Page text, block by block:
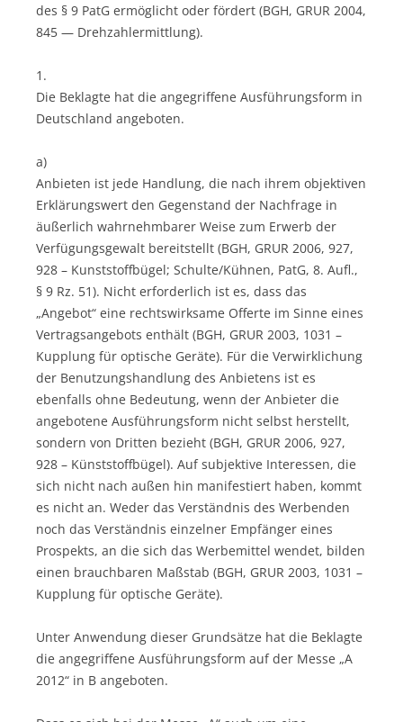
des § 9 PatG ermöglicht oder fördert (BGH, GRUR 2004,
845 — Drehzahlermittlung).
1.
Die Beklagte hat die angegriffene Ausführungsform in
Deutschland angeboten.
a)
Anbieten ist jede Handlung, die nach ihrem objektiven
Erklärungswert den Gegenstand der Nachfrage in
äußerlich wahrnehmbarer Weise zum Erwerb der
Verfügungsgewalt bereitstellt (BGH, GRUR 2006, 927,
928 – Kunststoffbügel; Schulte/Kühnen, PatG, 8. Aufl.,
§ 9 Rz. 51). Nicht erforderlich ist es, dass das
„Angebot“ eine rechtswirksame Offerte im Sinne eines
Vertragsangebots enthält (BGH, GRUR 2003, 1031 –
Kupplung für optische Geräte). Für die Verwirklichung
der Benutzungshandlung des Anbietens ist es
ebenfalls ohne Bedeutung, wenn der Anbieter die
angebotene Ausführungsform nicht selbst herstellt,
sondern von Dritten bezieht (BGH, GRUR 2006, 927,
928 – Künststoffbügel). Auf subjektive Interessen, die
sich nicht nach außen hin manifestiert haben, kommt
es nicht an. Weder das Verständnis des Werbenden
noch das Verständnis einzelner Empfänger eines
Prospekts, an die sich das Werbemittel wendet, bilden
einen brauchbaren Maßstab (BGH, GRUR 2003, 1031 –
Kupplung für optische Geräte).
Unter Anwendung dieser Grundsätze hat die Beklagte
die angegriffene Ausführungsform auf der Messe „A
2012“ in B angeboten.